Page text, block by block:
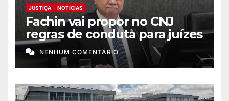
JUSTIÇA NOTÍCIAS
Fachin vai propor no CNJ
regras de conduta para juízes
NENHUM COMENTÁRIO